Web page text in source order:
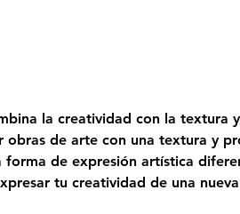
la creatividad con la textura
de arte con una textura y
de expresión artística
tu creatividad de una